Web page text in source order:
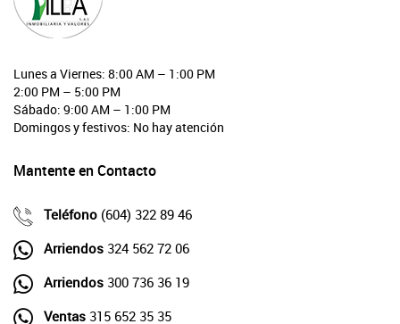
Lunes a Viernes: 8:00 AM – 1:00 PM
2:00 PM – 5:00 PM
Sábado: 9:00 AM – 1:00 PM
Domingos y festivos: No hay atención
Mantente en Contacto
Teléfono (604) 322 89 46
Arriendos 324 562 72 06
Arriendos 300 736 36 19
Ventas 315 652 35 35